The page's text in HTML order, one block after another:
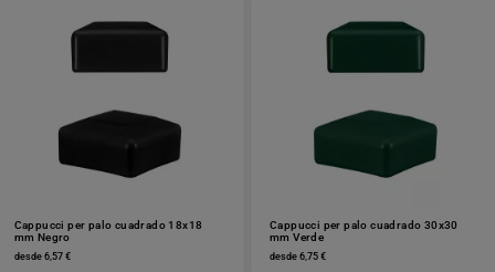
Cappucci per palo cuadrado 18x18
mm Negro
desde 6,57 €
Cappucci per palo cuadrado 30x30
mm Verde
desde 6,75 €